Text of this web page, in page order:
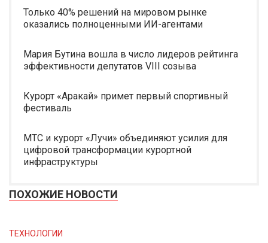
Только 40% решений на мировом рынке
оказались полноценными ИИ-агентами
Мария Бутина вошла в число лидеров рейтинга
эффективности депутатов VIII созыва
Курорт «Аракай» примет первый спортивный
фестиваль
МТС и курорт «Лучи» объединяют усилия для
цифровой трансформации курортной
инфраструктуры
ПОХОЖИЕ НОВОСТИ
ТЕХНОЛОГИИ